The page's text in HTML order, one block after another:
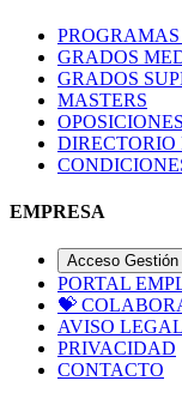
PROGRAMAS
GRADOS
GRADOS
MASTERS
OPOSICIONES
DIRECTORIO
EMPRESA
Acceso Gestión
PORTAL
💝
AVISO LEGAL
PRIVACIDAD
CONTACTO